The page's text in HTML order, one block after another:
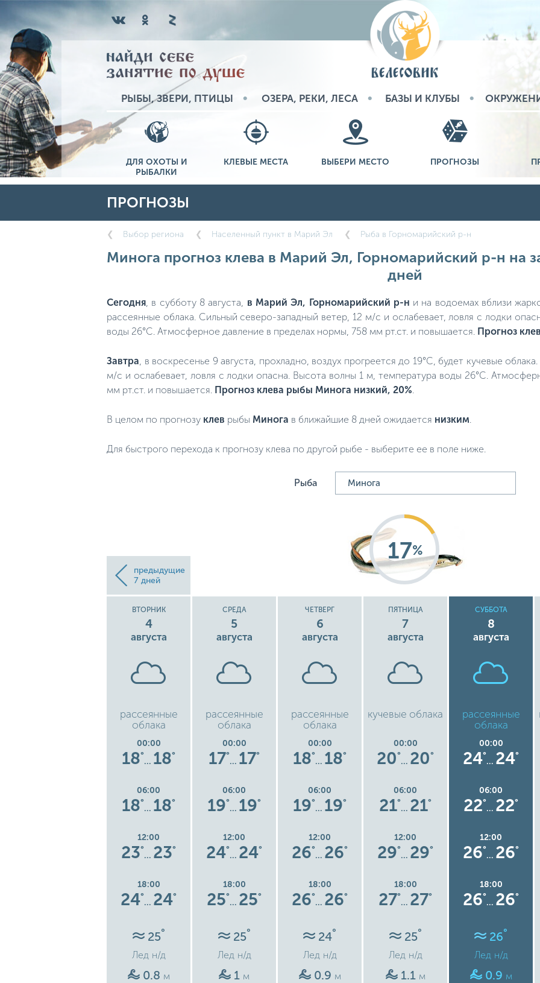
РЫБЫ, ЗВЕРИ, ПТИЦЫ ОЗЕРА, РЕКИ, ЛЕСА БАЗЫ И КЛУБЫ
ДЛЯ ОХОТЫ И
РЫБАЛКИ
КЛЕВЫЕ МЕСТА ВЫБЕРИ МЕСТО ПРОГНОЗЫ
ПРОГНОЗЫ
Выбор региона Населенный пункт в Марий Эл Рыба в Горномарийский р-н
Минога прогноз клева в Марий Эл, Горномарийский р-н на
дней
Сегодня , в субботу 8 августа, в Марий Эл, Горномарийский р-н и на водоемах вблизи
рассеянные облака. Сильный северо-западный ветер, 12 м/с и ослабевает, ловля с лодки
воды 26°C. Атмосферное давление в пределах нормы, 758 мм рт.ст. и повышается. Прогноз
Завтра , в воскресенье 9 августа, прохладно, воздух прогреется до 19°C, будет кучевые
м/с и ослабевает, ловля с лодки опасна. Высота волны 1 м, температура воды 26°C.
мм рт.ст. и повышается. Прогноз клева рыбы Минога низкий, 20%
В целом по прогнозу клев рыбы Минога в ближайшие 8 дней ожидается низким
Для быстрого перехода к прогнозу клева по другой рыбе - выберите ее в поле ниже.
Рыба
предыдущие
7 дней
17%
ВТОРНИК
4
августа
рассеянные
облака
00:00
18°
… 18°
06:00
18°
… 18°
12:00
23°
… 23°
18:00
24°
… 24°
25°
Лед н/д
0.8 м
СРЕДА
5
августа
рассеянные
облака
00:00
17°
… 17°
06:00
19°
… 19°
12:00
24°
… 24°
18:00
25°
… 25°
25°
Лед н/д
1 м
ЧЕТВЕРГ
6
августа
рассеянные
облака
00:00
18°
… 18°
06:00
19°
… 19°
12:00
26°
… 26°
18:00
26°
… 26°
24°
Лед н/д
0.9 м
ПЯТНИЦА
7
августа
кучевые облака
00:00
20°
… 20°
06:00
21°
… 21°
12:00
29°
… 29°
18:00
27°
… 27°
25°
Лед н/д
1.1 м
СУББОТА
8
августа
рассеянные
облака
00:00
24°
… 24°
06:00
22°
… 22°
12:00
26°
… 26°
18:00
26°
… 26°
26°
Лед н/д
0.9 м